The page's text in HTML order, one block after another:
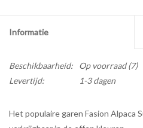
Informatie
Beschikbaarheid: Op voorraad(7)
Levertijd:
1-3 dagen
Het populaire garen Fasion Alpaca